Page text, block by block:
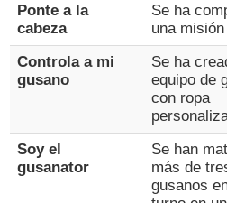
Ponte a la
cabeza
Se ha
una misión
Controla a mi
gusano
Se ha
equipo de
con ropa
Soy el
gusanator
Se han
más de
gusanos